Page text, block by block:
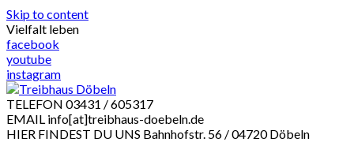
Skip to content
Vielfalt leben
facebook
youtube
instagram
TELEFON 03431 / 605317
EMAIL info[at]treibhaus-doebeln.de
HIER FINDEST DU UNS Bahnhofstr. 56 / 04720 Döbeln